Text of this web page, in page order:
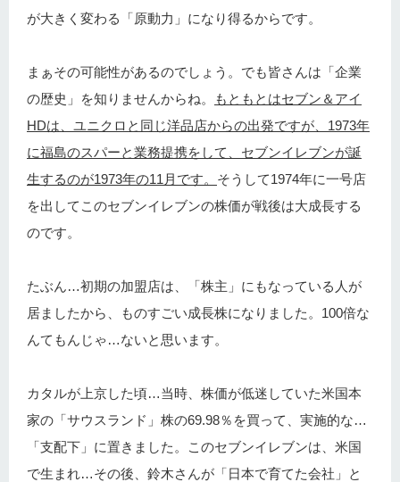
が大きく変わる「原動力」になり得るからです。
まぁその可能性があるのでしょう。でも皆さんは「企業
の歴史」を知りませんからね。
もともとはセブン＆アイ
HDは、ユニクロと同じ洋品店からの出発ですが、1973年
に福島のスパーと業務提携をして、セブンイレブンが誕
生するのが1973年の11月です。 そうして1974年に一号店
を出してこのセブンイレブンの株価が戦後は大成長する
のです。
たぶん…初期の加盟店は、「株主」にもなっている人が
居ましたから、ものすごい成長株になりました。100倍な
んてもんじゃ…ないと思います。
カタルが上京した頃…当時、株価が低迷していた米国本
家の「サウスランド」株の69.98％を買って、実施的な…
「支配下」に置きました。このセブンイレブンは、米国
で生まれ…その後、鈴木さんが「日本で育てた会社」と